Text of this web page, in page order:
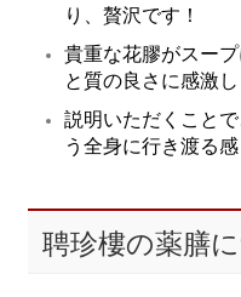
り、贅沢です！
貴重な花膠がスー
と質の良さに感激し
説明いただくこと
う全身に行き渡る感
聘珍樓の薬膳